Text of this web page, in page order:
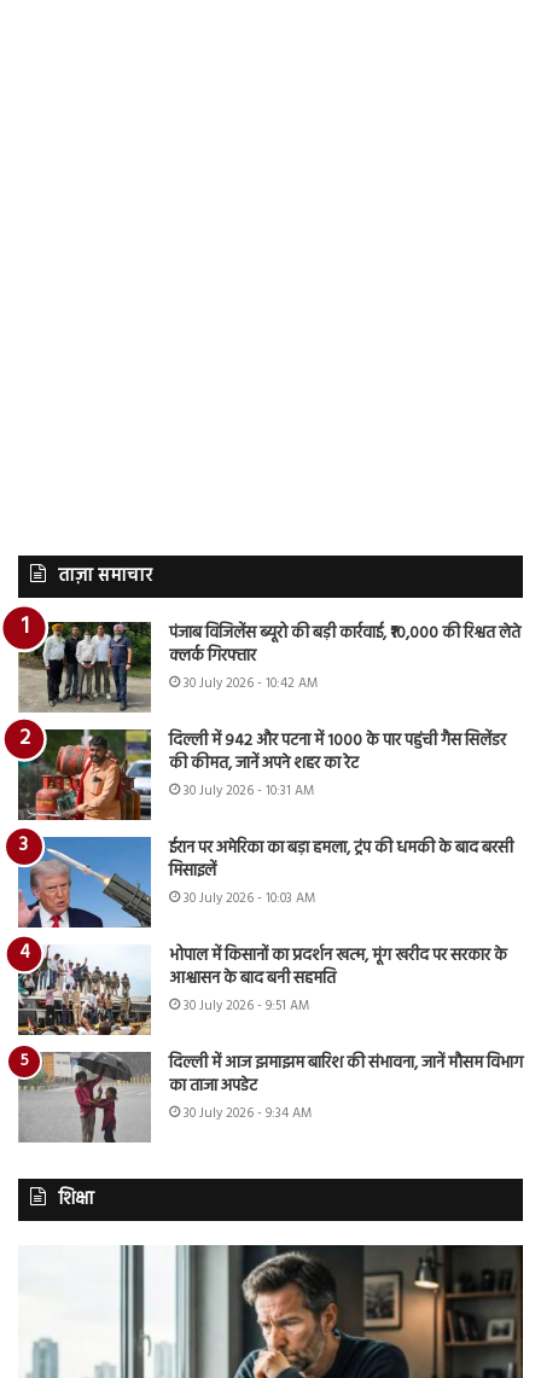
ताज़ा समाचार
पंजाब विजिलेंस ब्यूरो की बड़ी कार्रवाई, ₹10,000 की रिश्वत लेते
क्लर्क गिरफ्तार
30 July 2026 - 10:42 AM
दिल्ली में 942 और पटना में 1000 के पार पहुंची गैस सिलेंडर
की कीमत, जानें अपने शहर का रेट
30 July 2026 - 10:31 AM
ईरान पर अमेरिका का बड़ा हमला, ट्रंप की धमकी के बाद बरसी
मिसाइलें
30 July 2026 - 10:03 AM
भोपाल में किसानों का प्रदर्शन खत्म, मूंग खरीद पर सरकार के
आश्वासन के बाद बनी सहमति
30 July 2026 - 9:51 AM
दिल्ली में आज झमाझम बारिश की संभावना, जानें मौसम विभाग
का ताजा अपडेट
30 July 2026 - 9:34 AM
शिक्षा